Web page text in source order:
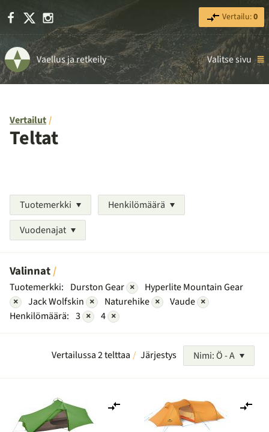
Facebook Instagram Vertailu:0
Vaellus ja retkeily Valitse sivu
Vertailut
Teltat
Tuotemerkki
Henkilömäärä
Vuodenajat
Valinnat
Tuotemerkki: Durston Gear ×
Hyperlite Mountain Gear
×
Jack Wolfskin × Naturehike × Vaude ×
Henkilömäärä: 3 × 4 ×
Vertailussa 2 telttaa Järjestys Nimi: Ö - A
vertailuun